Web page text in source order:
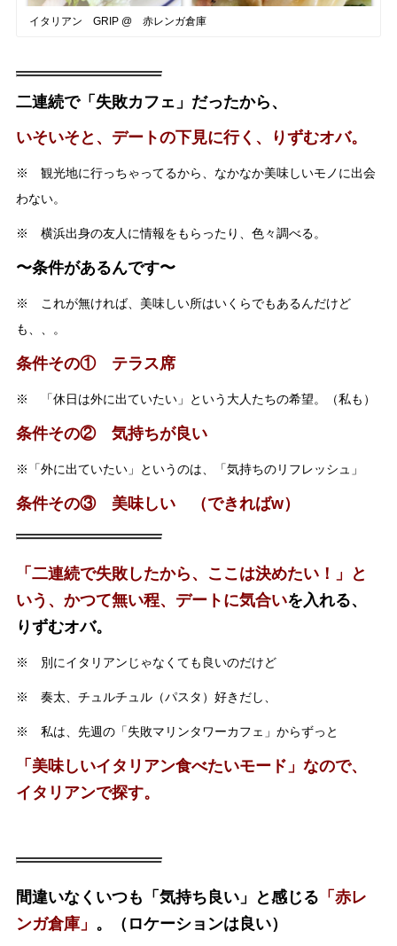
イタリアン GRIP @ 赤レンガ倉庫
二連続で「失敗カフェ」だったから、
いそいそと、デートの下見に行く、りずむオバ。
※ 観光地に行っちゃってるから、なかなか美味しいモノに出会
わない。
※ 横浜出身の友人に情報をもらったり、色々調べる。
〜条件があるんです〜
※ これが無ければ、美味しい所はいくらでもあるんだけど
も、、。
条件その① テラス席
※ 「休日は外に出ていたい」という大人たちの希望。（私も）
条件その② 気持ちが良い
※「外に出ていたい」というのは、「気持ちのリフレッシュ」
条件その③ 美味しい （できればw）
「二連続で失敗したから、ここは決めたい！」と
いう、かつて無い程、デートに気合いを入れる、
りずむオバ。
※ 別にイタリアンじゃなくても良いのだけど
※ 奏太、チュルチュル（パスタ）好きだし、
※ 私は、先週の「失敗マリンタワーカフェ」からずっと
「美味しいイタリアン食べたいモード」なので、
イタリアンで探す。
間違いなくいつも「気持ち良い」と感じる 「赤レ
ンガ倉庫」 。（ロケーションは良い）